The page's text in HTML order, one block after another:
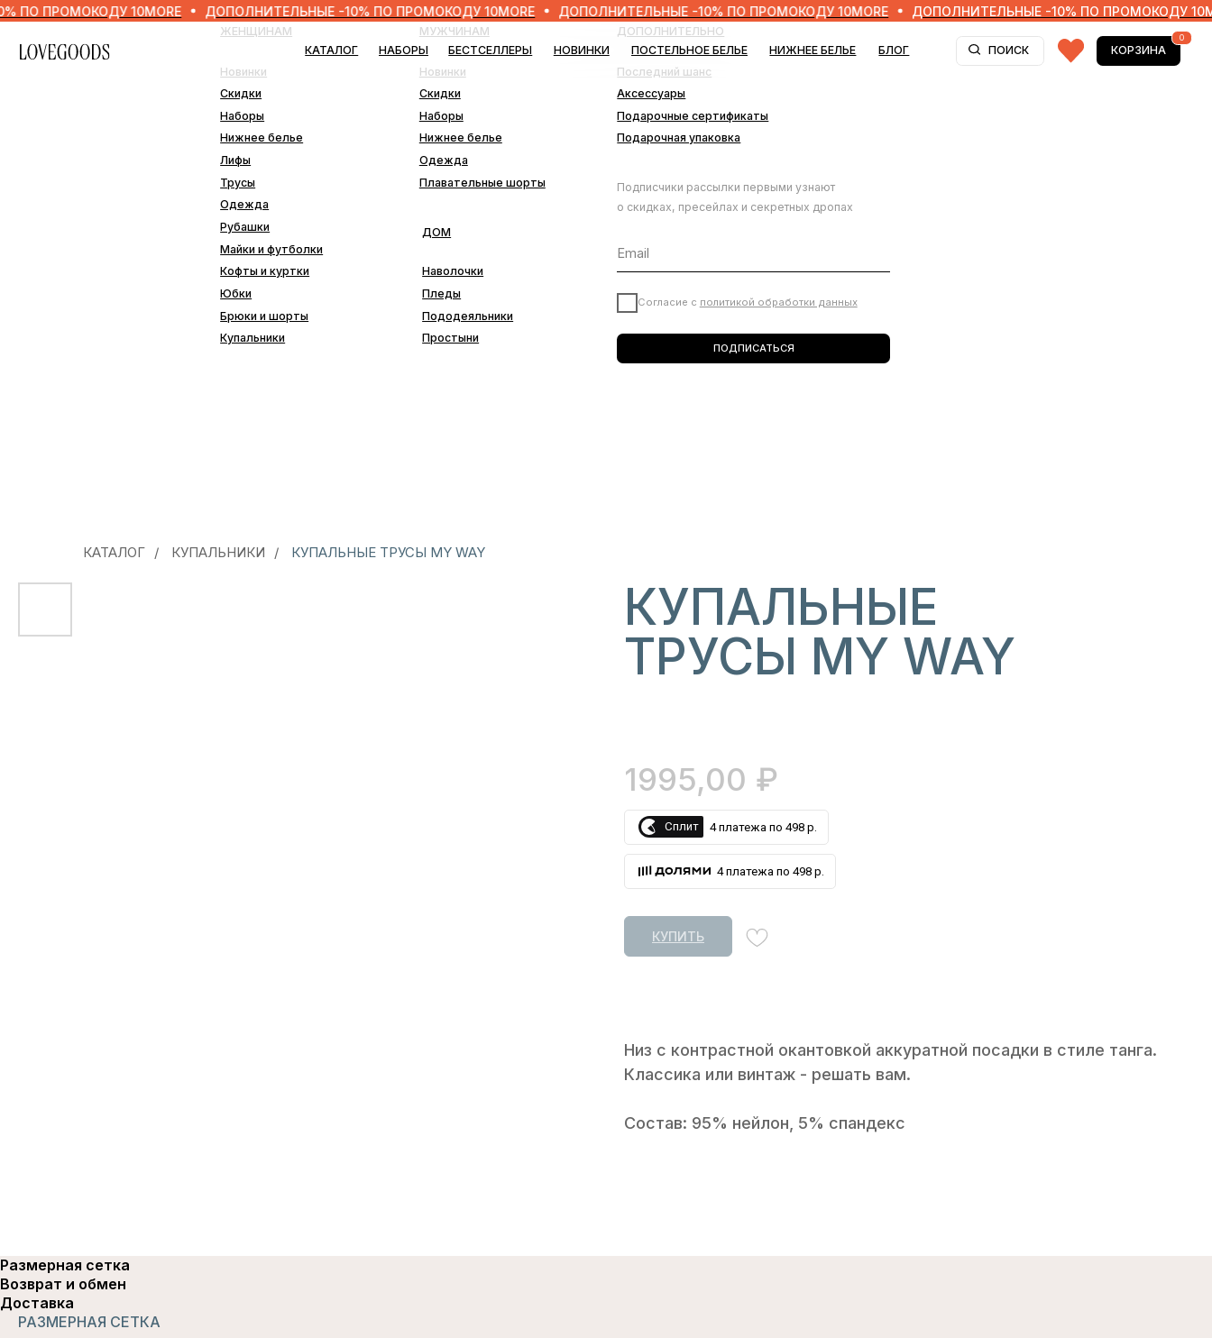
10MORE ДОПОЛНИТЕЛЬНЫЕ -10% ПО ПРОМОКОДУ 10MORE ДОПОЛНИТЕЛЬНЫЕ -10% ПО ПРОМОКОДУ 10MORE ДОПОЛНИТЕЛЬНЫЕ -10% ПО ПРОМОКОДУ 10MORE
КОРЗИНА
БЕСТСЕЛЛЕРЫ НОВИНКИ ПОСТЕЛЬНОЕ БЕЛЬЕ БЛОГ
НИЖНЕЕ БЕЛЬЕ
НАБОРЫ
КАТАЛОГ ПОИСК
ЖЕНЩИНАМ
Наволочки
Простыни
Наборы
Нижнее белье
Трусы
Рубашки
Одежда
Лифы
Плавательные шорты
Нижнее белье Подарочная упаковка
Подарочные сертификаты
МУЖЧИНАМ ДОПОЛНИТЕЛЬНО
Брюки и шорты
Купальники
Кофты и куртки
Майки и футболки
Согласие сполитикой обработки данных
ПОДПИСАТЬСЯ
о скидках, пресейлах и секретных дропах
КАТАЛОГ / КУПАЛЬНИКИ / КУПАЛЬНЫЕ ТРУСЫ MY WAY
КУПАЛЬНЫЕ
ТРУСЫ MY WAY
1995,00 ₽
Сплит 4 платежа по 498 р.
4 платежа по 498 р.
КУПИТЬ
Низ с контрастной окантовкой аккуратной посадки в стиле танга.
Классика или винтаж - решать вам.
Состав: 95% нейлон, 5% спандекс
Размерная сетка
Возврат и обмен
Доставка
РАЗМЕРНАЯ СЕТКА